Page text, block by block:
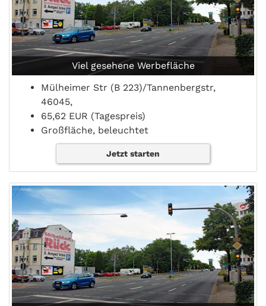
Viel gesehene Werbefläche
Mülheimer Str (B 223)/Tannenbergstr,
46045,
65,62 EUR (Tagespreis)
Großfläche, beleuchtet
Jetzt starten